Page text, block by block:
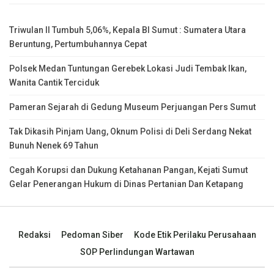
Triwulan II Tumbuh 5,06%, Kepala BI Sumut : Sumatera Utara
Beruntung, Pertumbuhannya Cepat
Polsek Medan Tuntungan Gerebek Lokasi Judi Tembak Ikan,
Wanita Cantik Terciduk
Pameran Sejarah di Gedung Museum Perjuangan Pers Sumut
Tak Dikasih Pinjam Uang, Oknum Polisi di Deli Serdang Nekat
Bunuh Nenek 69 Tahun
Cegah Korupsi dan Dukung Ketahanan Pangan, Kejati Sumut
Gelar Penerangan Hukum di Dinas Pertanian Dan Ketapang
Redaksi Pedoman Siber
Kode Etik Perilaku Perusahaan
SOP Perlindungan Wartawan